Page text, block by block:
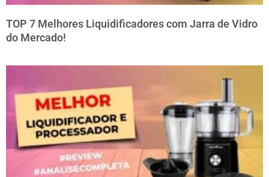
TOP 7 Melhores Liquidificadores com Jarra de Vidro
do Mercado!